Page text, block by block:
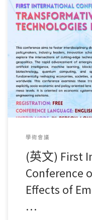
抱歉，此内容僅提供英
學術會議
(英文) First
Conference
Effects of
…